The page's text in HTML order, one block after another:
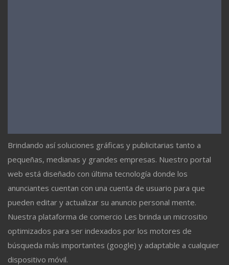
Brindando así soluciones gráficas y publicitarias tanto a
pequeñas, medianas y grandes empresas. Nuestro portal
web está diseñado con última tecnología donde los
anunciantes cuentan con una cuenta de usuario para que
pueden editar y actualizar su anuncio personal mente.
Nuestra plataforma de comercio Les brinda un micrositio
optimizados para ser indexados por los motores de
búsqueda más importantes (google) y adaptable a cualquier
dispositivo móvil.